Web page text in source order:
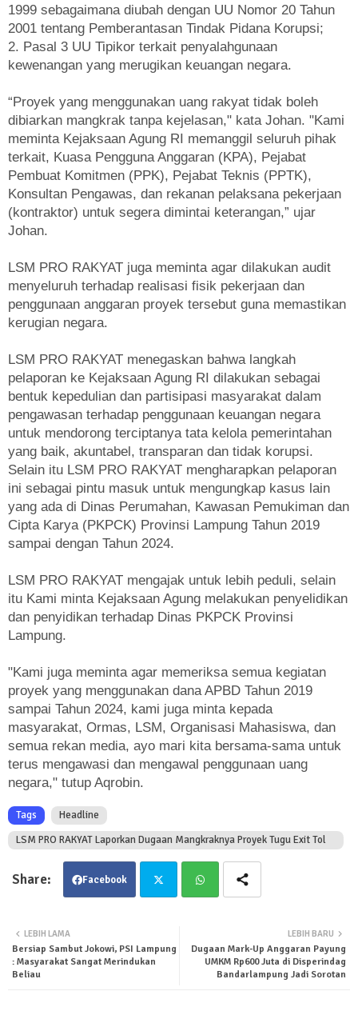
1999 sebagaimana diubah dengan UU Nomor 20 Tahun
2001 tentang Pemberantasan Tindak Pidana Korupsi;
2. Pasal 3 UU Tipikor terkait penyalahgunaan
kewenangan yang merugikan keuangan negara.
“Proyek yang menggunakan uang rakyat tidak boleh
dibiarkan mangkrak tanpa kejelasan," kata Johan. "Kami
meminta Kejaksaan Agung RI memanggil seluruh pihak
terkait, Kuasa Pengguna Anggaran (KPA), Pejabat
Pembuat Komitmen (PPK), Pejabat Teknis (PPTK),
Konsultan Pengawas, dan rekanan pelaksana pekerjaan
(kontraktor) untuk segera dimintai keterangan,” ujar
Johan.
LSM PRO RAKYAT juga meminta agar dilakukan audit
menyeluruh terhadap realisasi fisik pekerjaan dan
penggunaan anggaran proyek tersebut guna memastikan
kerugian negara.
LSM PRO RAKYAT menegaskan bahwa langkah
pelaporan ke Kejaksaan Agung RI dilakukan sebagai
bentuk kepedulian dan partisipasi masyarakat dalam
pengawasan terhadap penggunaan keuangan negara
untuk mendorong terciptanya tata kelola pemerintahan
yang baik, akuntabel, transparan dan tidak korupsi.
Selain itu LSM PRO RAKYAT mengharapkan pelaporan
ini sebagai pintu masuk untuk mengungkap kasus lain
yang ada di Dinas Perumahan, Kawasan Pemukiman dan
Cipta Karya (PKPCK) Provinsi Lampung Tahun 2019
sampai dengan Tahun 2024.
LSM PRO RAKYAT mengajak untuk lebih peduli, selain
itu Kami minta Kejaksaan Agung melakukan penyelidikan
dan penyidikan terhadap Dinas PKPCK Provinsi
Lampung.
"Kami juga meminta agar memeriksa semua kegiatan
proyek yang menggunakan dana APBD Tahun 2019
sampai Tahun 2024, kami juga minta kepada
masyarakat, Ormas, LSM, Organisasi Mahasiswa, dan
semua rekan media, ayo mari kita bersama-sama untuk
terus mengawasi dan mengawal penggunaan uang
negara," tutup Aqrobin.
Tags
Headline
LSM PRO RAKYAT Laporkan Dugaan Mangkraknya Proyek Tugu Exit Tol
Facebook
ter tsa
LEBIH BARU
Dugaan Mark-Up Anggaran Payung
UMKM Rp600 Juta di Disperindag
Bandarlampung Jadi Sorotan
LEBIH LAMA
Bersiap Sambut Jokowi, PSI Lampung
: Masyarakat Sangat Merindukan
Beliau